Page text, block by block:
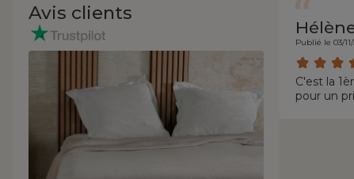
Avis clients
Publié le 03/
C'est la
pour un